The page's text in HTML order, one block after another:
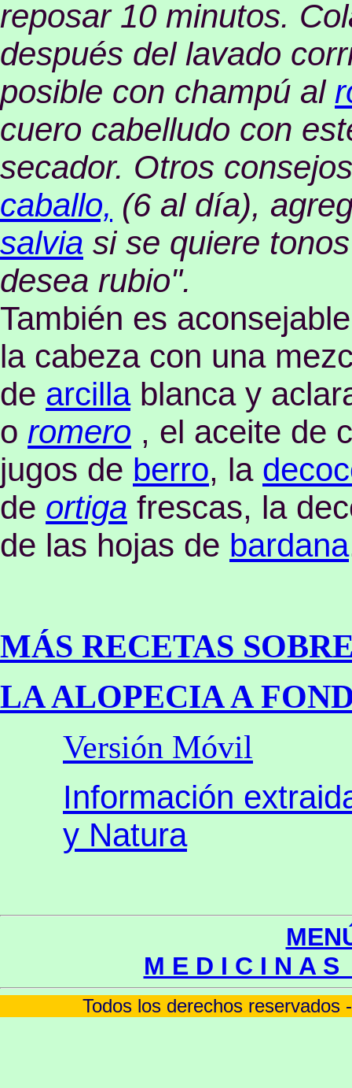
reposar 10 minutos.
después del lavado
posible con champú al
cuero cabelludo con
secador. Otros
caballo, (6 al día),
salvia si se quiere
desea rubio".
También es
la cabeza con una
de arcillablanca y
o romero , el aceite de
jugos de berro, la
de ortiga frescas, la
de las hojas de bardana
MÁS RECETAS
LA ALOPECIA A
Versión Móvil
Información
y Natura
M E D I C I N A
Todos los derechos